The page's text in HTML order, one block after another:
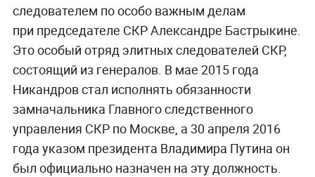
следователем по особо важным делам
при председателе СКР Александре Бастрыкине.
Это особый отряд элитных следователей СКР,
состоящий из генералов. В мае 2015 года
Никандров стал исполнять обязанности
замначальника Главного следственного
управления СКР по Москве, а 30 апреля 2016
года указом президента Владимира Путина он
был официально назначен на эту должность.